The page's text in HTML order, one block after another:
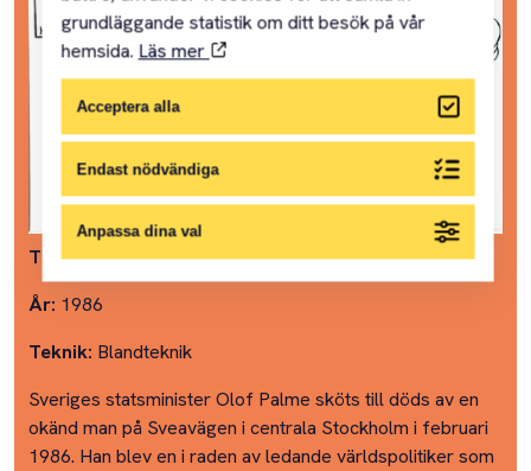
Titel:Måltavlor
År: 1986
Teknik: Blandteknik
Sveriges statsminister Olof Palme sköts till döds av en
okänd man på Sveavägen i centrala Stockholm i februari
1986. Han blev en i raden av ledande världspolitiker som
grundläggande statistik om ditt besök på vår
hemsida. Läs mer
Acceptera alla
Endast nödvändiga
Anpassa dina val